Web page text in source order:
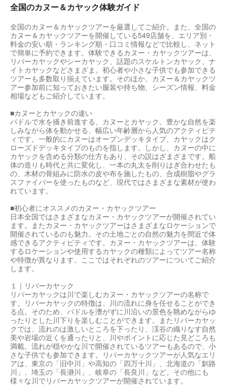
全国のカヌー＆カヤック体験ガイド
全国のカヌー＆カヤックツアーを厳選してご紹介。また、全国の
カヌー＆カヤックツアーを開催している549店舗を、エリア別・
料金の安い順・ランキング順・口コミ情報などで比較し、ネット
で簡単に予約できます。体験できるカヌー・カヤックツアーは、
リバーカヤックやシーカヤック、話題のスケルトンカヤック、ナ
イトカヤックなどさまざま。初心者や小さな子供でも参加できる
ツアーも多数取り揃えています。そのほか、カヌー＆カヤックツ
アー参加前に知っておきたい服装や持ち物、シーズン情報、料金
相場などもご紹介しています。
■カヌーとカヤックの違い
パドルで水を掻き前進する、カヌーとカヤック。豊かな自然を楽
しみながら体を動かせる、幅広い年齢層から人気のアクティビテ
ィです。一般的にカヌーはオープンデッキタイプ、カヤックはク
ローズドデッキタイプのものを指します。しかし、カヌーの中に
カヤックを含める分類の仕方もあり、その説はざまざまです。船
体の造りも時代と共に変化し、一本の丸太を削りはぎ合わせたも
の、木材の骨組みに防水の皮や布を施したもの、合成樹脂やグラ
スファイバーを使ったものなど、現代ではさまざまな素材が使わ
れています。
■初心者にオススメのカヌー・カヤックツアー
日本全国ではさまざまなカヌー・カヤックツアーが開催されてい
ます。またカヌー・カヤックツアーはさまざまなロケーションで
開催されているのも魅力。その土地ごとの自然の魅力を間近で体
感できるアクティビティです。カヌー・カヤックツアーは、体験
するロケーションや使用するカヤックの種類によってツアー名称
や特徴が異なります。ここではそれぞれのツアーについてご紹介
します。
１｜リバーカヤック
リバーカヤックは川で楽しむカヌー・カヤックツアーの名称で
す。リバーカヤックの特徴は、川の流れに身を任せることができ
る点。そのため、パドルを漕がずに川沿いの景色を眺めながらゆ
ったりとした川下りを楽しむことができます。またリバーカヤッ
クでは、流れのは激しいところを下ったり、渓谷の織りなす自然
美や岩場の近くを通ったりと、川やポイントに応じた見どころも
満載。流れが穏やかな川で開催されているツアーもあるので、小
さな子供でも参加できます。リバーカヤックツアーが人気なエリ
アは、東京の「旧中川」や高知の「四万十川」、北海道の「釧路
川」、埼玉の「長瀞川」、岐阜の「長良川」など。その他にも
様々な川でリバーカヤックツアーが開催されています。